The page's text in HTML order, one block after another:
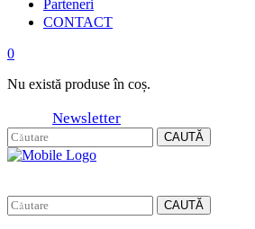
Parteneri
CONTACT
0
Nu există produse în coș.
Newsletter
CAUTĂ
CAUTĂ